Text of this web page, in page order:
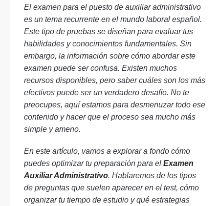
El examen para el puesto de auxiliar administrativo
es un tema recurrente en el mundo laboral español.
Este tipo de pruebas se diseñan para evaluar tus
habilidades y conocimientos fundamentales. Sin
embargo, la información sobre cómo abordar este
examen puede ser confusa. Existen muchos
recursos disponibles, pero saber cuáles son los más
efectivos puede ser un verdadero desafío. No te
preocupes, aquí estamos para desmenuzar todo ese
contenido y hacer que el proceso sea mucho más
simple y ameno.
En este artículo, vamos a explorar a fondo cómo
puedes optimizar tu preparación para el Examen
Auxiliar Administrativo. Hablaremos de los tipos
de preguntas que suelen aparecer en el test, cómo
organizar tu tiempo de estudio y qué estrategias